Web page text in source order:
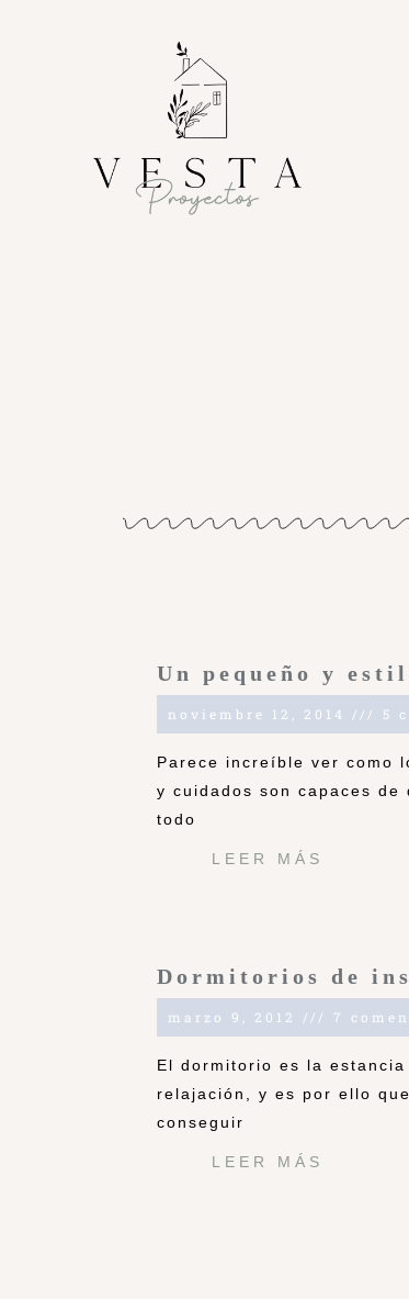
Un pequeño y
noviembre 12, 2014 5
Parece increíble ver como
y cuidados son capaces
todo
LEER MÁS
Dormitorios de
marzo 9, 2012 7
El dormitorio es la
relajación, y es por ello
conseguir
LEER MÁS